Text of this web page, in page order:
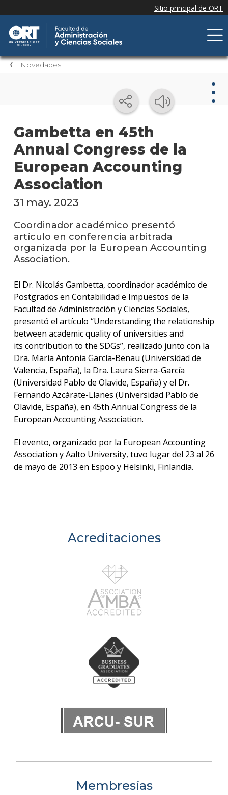
Novedades
Gambetta en 45th
Annual Congress de la
European Accounting
Association
de la
31 may. 2023
Coordinador académico presentó
artículo en conferencia arbitrada
organizada por la European Accounting
Association.
El Dr. Nicolás Gambetta, coordinador académico de
Postgrados en Contabilidad e Impuestos de la
Facultad de Administración y Ciencias Sociales,
presentó el artículo “Understanding the relationship
between academic quality of universities and
its contribution to the SDGs”, realizado junto con la
Dra. María Antonia García-Benau (Universidad de
Valencia, España), la Dra. Laura Sierra-García
(Universidad Pablo de Olavide, España) y el Dr.
Fernando Azcárate-Llanes (Universidad Pablo de
Olavide, España), en 45th Annual Congress de la
European Accounting Association.
El evento, organizado por la European Accounting
Association y Aalto University, tuvo lugar del 23 al 26
de mayo de 2013 en Espoo y Helsinki, Finlandia.
Acreditaciones
Membresías